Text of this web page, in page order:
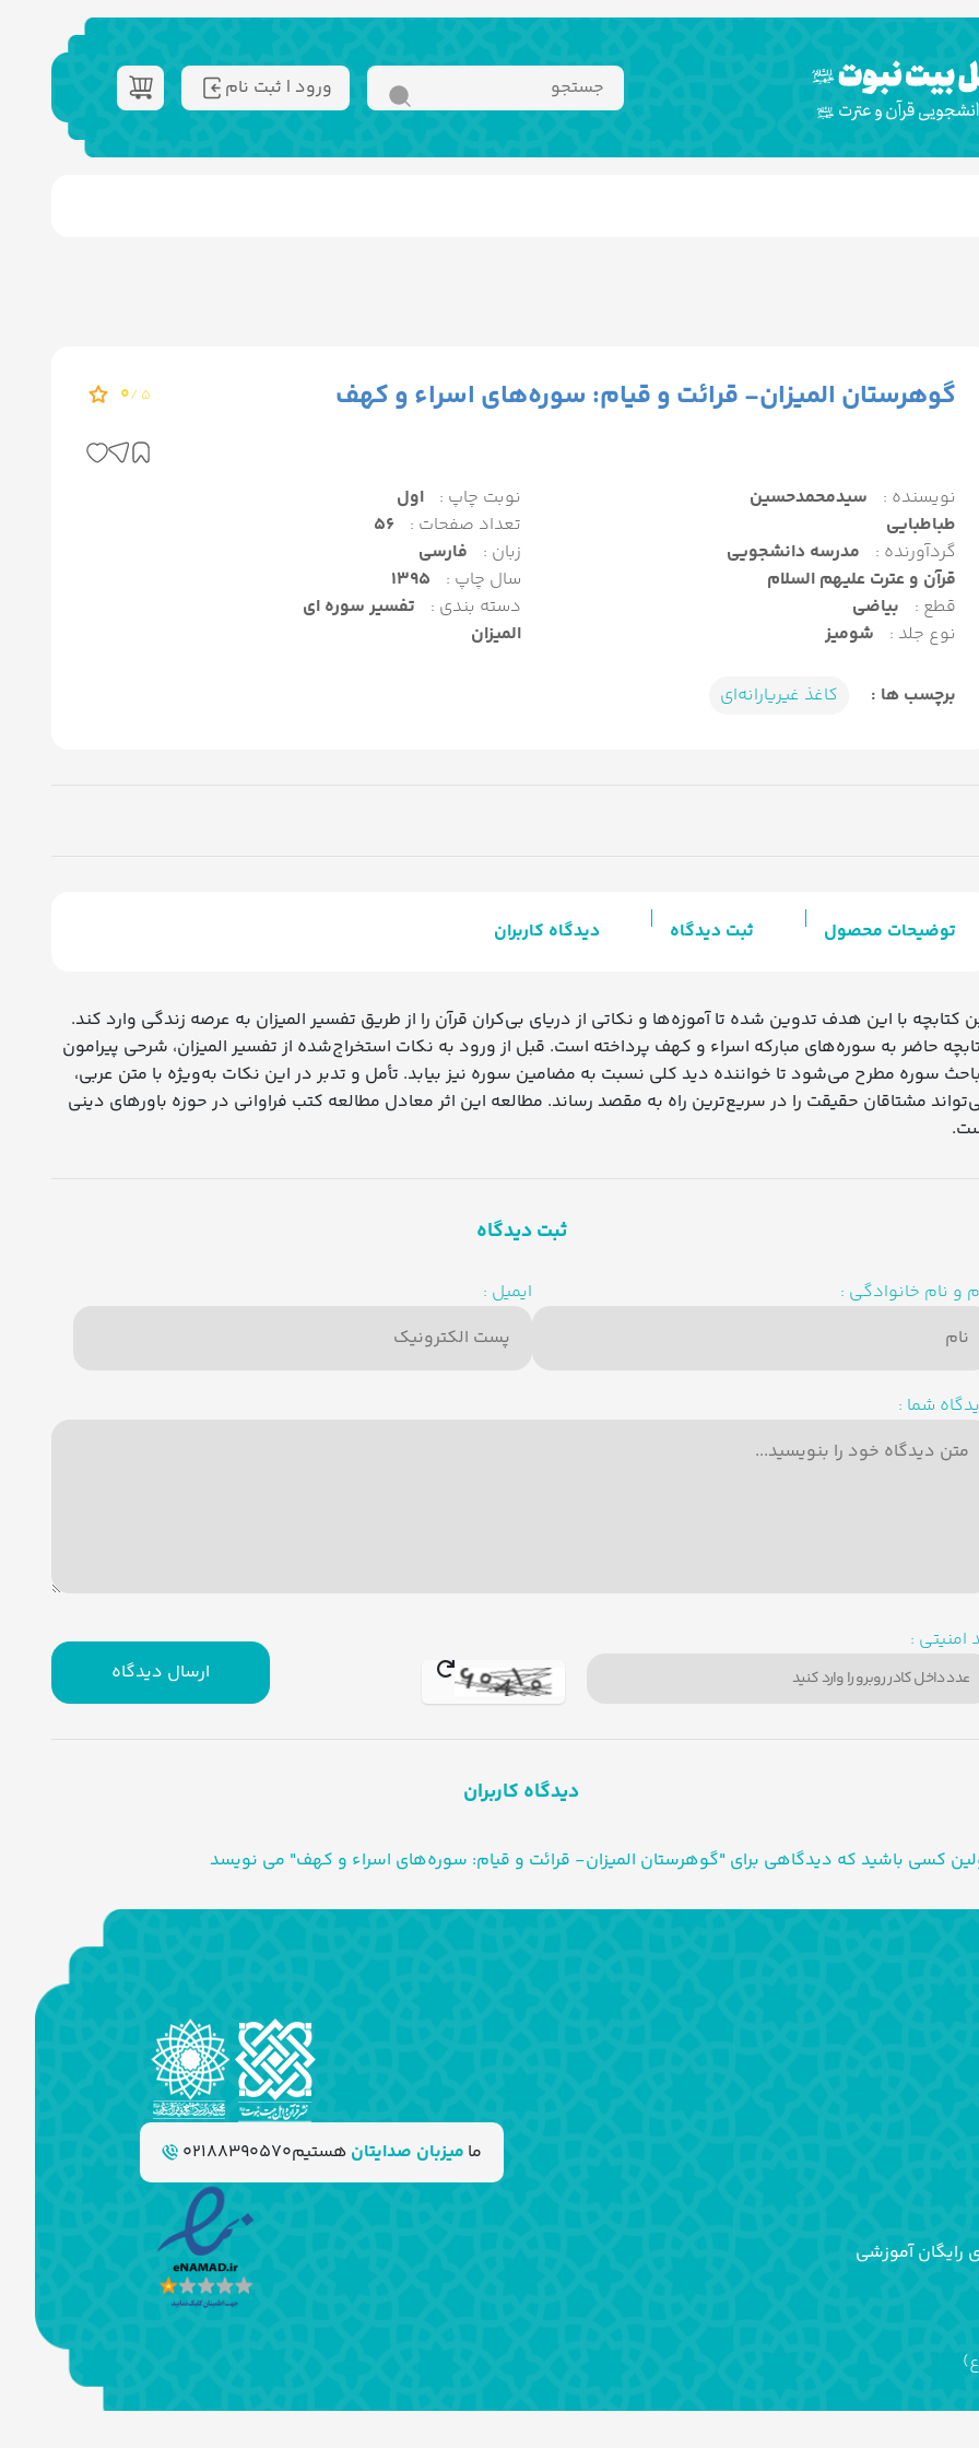
ورود | ثبت نام
گوهرستان المیزان- قرائت و قیام: سوره‌های اسراء و کهف 5 /
0
نویسنده :
سیدمحمدحسین
طباطبایی
گردآورنده :
مدرسه دانشجویی
قرآن و عترت علیهم السلام
قطع :
بیاضی
نوع جلد :
شومیز
نوبت چاپ : اول
تعداد صفحات :
56
زبان :
فارسی
سال چاپ :
1395
دسته بندی :
تفسیر سوره ای
المیزان
برچسب ها : کاغذ غیریارانه‌ای
توضیحات محصول ثبت دیدگاه دیدگاه کاربران
کتابچه با این هدف تدوین شده تا آموزه‌ها و نکاتی از دریای بی‌کران قرآن را از طریق تفسیر المیزان به عرصه زندگی وارد کند.
حاضر به سوره‌های مبارکه اسراء و کهف پرداخته است. قبل از ورود به نکات استخراج‌شده از تفسیر المیزان، شرحی پیرامون
سوره مطرح می‌شود تا خواننده دید کلی نسبت به مضامین سوره نیز بیابد. تأمل و تدبر در این نکات به‌ویژه با متن عربی،
مشتاقان حقیقت را در سریع‌ترین راه به مقصد رساند. مطالعه این اثر معادل مطالعه کتب فراوانی در حوزه باورهای دینی
ثبت دیدگاه
و نام خانوادگی : ایمیل :
شما :
امنیتی :
ارسال دیدگاه
دیدگاه کاربران
کسی باشید که دیدگاهی برای "گوهرستان المیزان- قرائت و قیام: سوره‌های اسراء و کهف" می نویسد
رایگان آموزشی
ما میزبان صدایتان هستیم02188390570